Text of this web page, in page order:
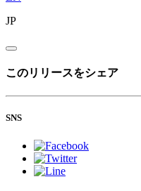
JP
このリリースをシェア
SNS